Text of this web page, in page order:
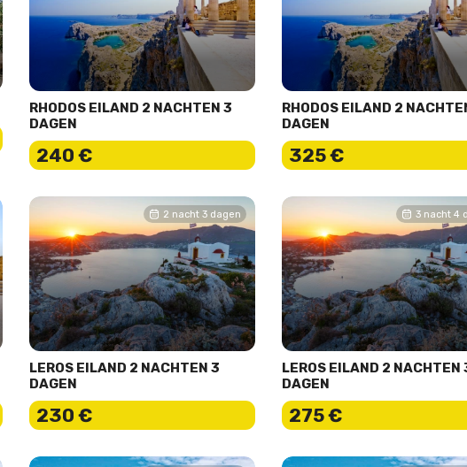
RHODOS EILAND 2 NACHTEN 3
DAGEN
240 €
RHODOS EILAND 2
DAGEN
325 €
2 nacht 3 dagen
LEROS EILAND 2 NACHTEN 3
DAGEN
230 €
3 nacht 4
LEROS EILAND 2 NACHTEN
DAGEN
275 €